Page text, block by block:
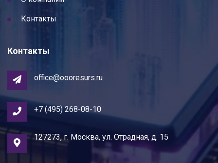
Контакты
Контакты
office@oooresurs.ru
+7 (495) 268-08-10
127273, г. Москва, ул. Отрадная, д. 15